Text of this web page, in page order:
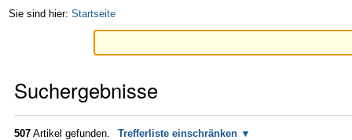
Sie sind hier: Startseite
Suchergebnisse
507 Artikel gefunden.
Trefferliste einschränken